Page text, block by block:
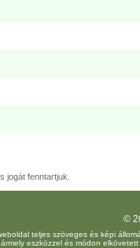
jogát fenntartjuk.
©
teljes szöveges és képi
eszközzel és módon